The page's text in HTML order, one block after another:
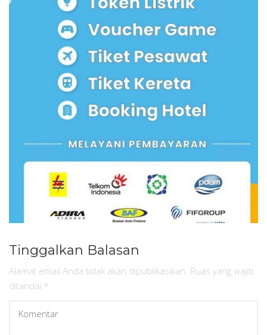
MASTERPULSA
DIPOSTING
PADA
JANUARI
24,
2020
Tinggalkan Balasan
Alamat email Anda tidak akan dipublikasikan. Ruas yang wajib
ditandai *